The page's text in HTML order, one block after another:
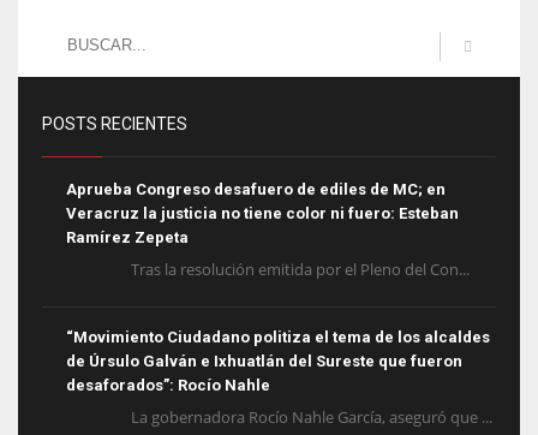
POSTS RECIENTES
Aprueba Congreso desafuero de ediles de MC; en
Veracruz la justicia no tiene color ni fuero: Esteban
Ramírez Zepeta
Tras la resolución emitida por el Pleno del Con...
“Movimiento Ciudadano politiza el tema de los alcaldes
de Úrsulo Galván e Ixhuatlán del Sureste que fueron
desaforados”: Rocío Nahle
La gobernadora Rocío Nahle García, aseguró que ...